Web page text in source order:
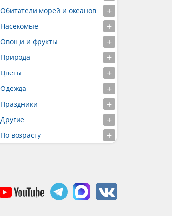
Обитатели морей и океанов
Насекомые
Овощи и фрукты
Природа
Цветы
Одежда
Праздники
Другие
По возрасту